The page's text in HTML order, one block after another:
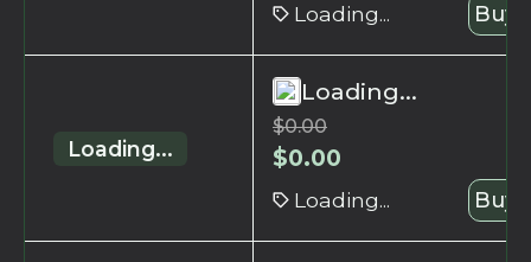
Loading... Buy
Loading...
Loading...
$0.00
$0.00
Loading... Buy